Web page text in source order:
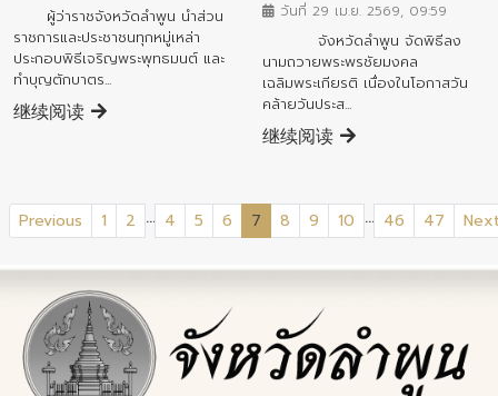
ผู้ว่าราชจังหวัดลำพูน นำส่วน
ราชการและประชาชนทุกหมู่เหล่า
ประกอบพิธีเจริญพระพุทธมนต์ และ
ทำบุญตักบาตร...
继续阅读
วันที่ 29 เม.ย. 2569, 09:59
จังหวัดลำพูน จัดพิธีลง
นามถวายพระพรชัยมงคล
เฉลิมพระเกียรติ เนื่องในโอกาสวัน
คล้ายวันประส...
继续阅读
Previous 1 2 ... 4 5 6 7 (current)
8 9 10 ... 46 47